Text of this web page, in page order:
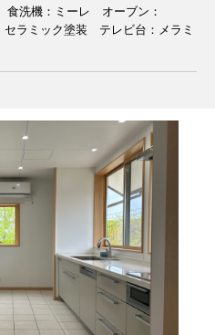
洗機：ミーレ オーブン：
ラミック塗装 テレビ台：メラミ